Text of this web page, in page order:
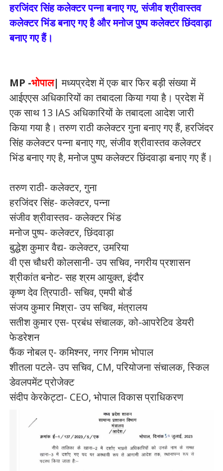
हरजिंदर सिंह कलेक्टर पन्ना बनाए गए, संजीव श्रीवास्तव
कलेक्टर भिंड बनाए गए है और मनोज पुष्प कलेक्टर छिंदवाड़ा
बनाए गए हैं।
MP -भोपाल|मध्यप्रदेश में एक बार फिर बड़ी संख्या में
आईएएस अधिकारियों का तबादला किया गया है। प्रदेश में
एक साथ 13 IAS अधिकारियों के तबादला आदेश जारी
किया गया है। तरुण राठी कलेक्टर गुना बनाए गए हैं, हरजिंदर
सिंह कलेक्टर पन्ना बनाए गए, संजीव श्रीवास्तव कलेक्टर
भिंड बनाए गए है, मनोज पुष्प कलेक्टर छिंदवाड़ा बनाए गए हैं।
तरुण राठी- कलेक्टर, गुना
हरजिंदर सिंह- कलेक्टर, पन्ना
संजीव श्रीवास्तव- कलेक्टर भिंड
मनोज पुष्प- कलेक्टर, छिंदवाड़ा
बुद्धेश कुमार वैद्य- कलेक्टर, उमरिया
वी एस चौधरी कोलसानी- उप सचिव, नगरीय प्रशासन
श्रीकांत बनोट- सह श्रम आयुक्त, इंदौर
कृष्ण देव त्रिपाठी- सचिव, एमपी बोर्ड
संजय कुमार मिश्रा- उप सचिव, मंत्रालय
सतीश कुमार एस- प्रबंध संचालक, को-आपरेटिव डेयरी
फेडरेशन
फैंक नोबल ए- कमिश्नर, नगर निगम भोपाल
शीतला पटले- उप सचिव, CM, परियोजना संचालक, स्किल
डेवलपमेंट प्रोजेक्ट
संदीप केरकेट्टा- CEO, भोपाल विकास प्राधिकरण